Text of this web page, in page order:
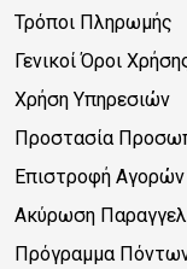
Τρόποι Πληρωμής
Γενικοί Όροι
Χρήση Υπηρεσιών
Προστασία
Επιστροφή Αγορών
Ακύρωση
Πρόγραμμα